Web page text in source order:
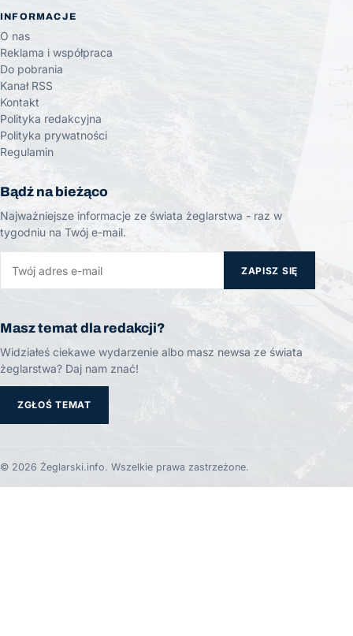
INFORMACJE
O nas
Reklama i współpraca
Do pobrania
Kanał RSS
Kontakt
Polityka redakcyjna
Polityka prywatności
Regulamin
Bądź na bieżąco
Najważniejsze informacje ze świata żeglarstwa - raz w
tygodniu na Twój e-mail.
ZAPISZ SIĘ
Masz temat dla redakcji?
Widziałeś ciekawe wydarzenie albo masz newsa ze świata
żeglarstwa? Daj nam znać!
ZGŁOŚ TEMAT
© 2026 Żeglarski.info. Wszelkie prawa zastrzeżone.